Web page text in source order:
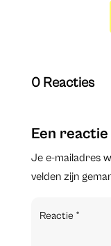
0 Reacties
Een
Je e-mailadres
velden zijn